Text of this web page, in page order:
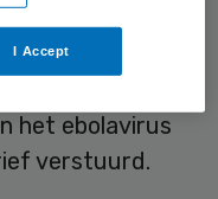
blijft zo. In
thuis
het ebolavirus
verstuurd.
I Accept